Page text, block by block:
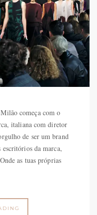
começa com o
italiana com diretor
de ser um brand
da marca,
as tuas próprias